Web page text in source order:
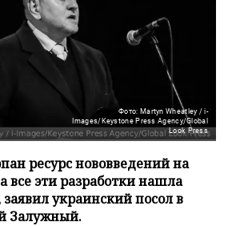
Фото: Martyn Wheatley / i-
Images/Keystone Press Agency/Global
Look Press
ресурс нововведений на
все эти разработки нашла
украинский посол в
Залужный.